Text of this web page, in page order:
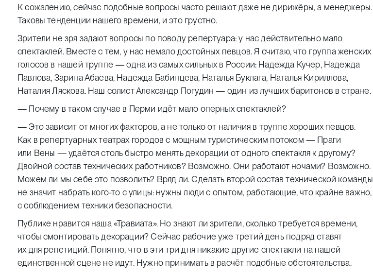
К сожалению, сейчас подобные вопросы часто решают даже не дирижёры, а менеджеры.
Таковы тенденции нашего времени, и это грустно.
Зрители не зря задают вопросы по поводу репертуара: у нас действительно мало
спектаклей. Вместе с тем, у нас немало достойных певцов. Я считаю, что группа женских
голосов в нашей труппе — одна из самых сильных в России: Надежда Кучер, Надежда
Павлова, Зарина Абаева, Надежда Бабинцева, Наталья Буклага, Наталья Кириллова,
Наталия Ляскова. Наш солист Александр Погудин — один из лучших баритонов в стране.
— Почему в таком случае в Перми идёт мало оперных спектаклей?
— Это зависит от многих факторов, а не только от наличия в труппе хороших певцов.
Как в репертуарных театрах городов с мощным туристическим потоком — Праги
или Вены — удаётся столь быстро менять декорации от одного спектакля к другому?
Двойной состав технических работников? Возможно. Они работают ночами? Возможно.
Можем ли мы себе это позволить? Вряд ли. Сделать второй состав технической команды
не значит набрать кого-то с улицы: нужны люди с опытом, работающие, что крайне важно,
с соблюдением техники безопасности.
Публике нравится наша «Травиата». Но знают ли зрители, сколько требуется времени,
чтобы смонтировать декорации? Сейчас рабочие уже третий день подряд ставят
их для репетиций. Понятно, что в эти три дня никакие другие спектакли на нашей
единственной сцене не идут. Нужно принимать в расчёт подобные обстоятельства.